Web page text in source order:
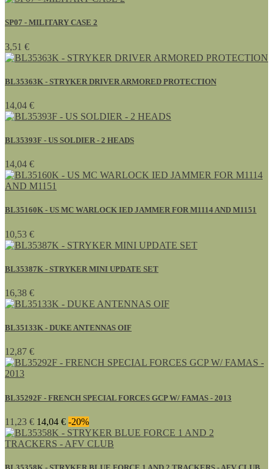
SP07 - MILITARY CASE 2
3,51 €
BL35363K - STRYKER DRIVER ARMORED PROTECTION
14,04 €
BL35393F - US SOLDIER - 2 HEADS
14,04 €
BL35160K - US MC WARLOCK IED JAMMER FOR M1114 AND M1151
10,53 €
BL35387K - STRYKER MINI UPDATE SET
16,38 €
BL35133K - DUKE ANTENNAS OIF
12,87 €
BL35292F - FRENCH SPECIAL FORCES GCP W/ FAMAS - 2013
11,23 € 14,04 € -20%